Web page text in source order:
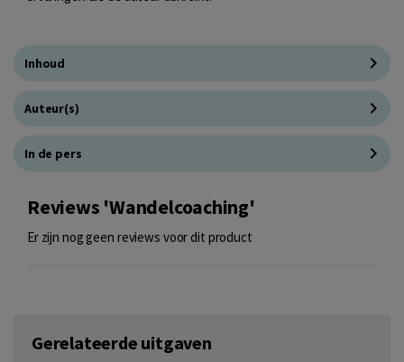
Inhoud
Auteur(s)
In de pers
Reviews 'Wandelcoaching'
Er zijn nog geen reviews voor dit product
Gerelateerde uitgaven